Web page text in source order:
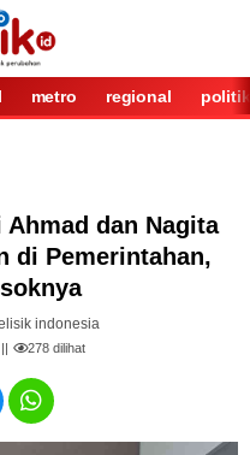
metro regional politik
dan Nagita
di Pemerintahan,
indonesia
278 dilihat